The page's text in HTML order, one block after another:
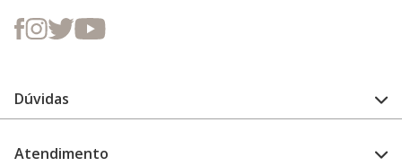
Dúvidas
Guia de medidas
Atendimento